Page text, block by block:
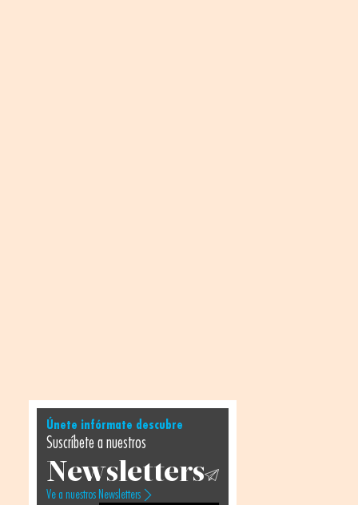
Únete infórmate descubre
Suscríbete a nuestros
Newsletters
Ve a nuestros Newsletters